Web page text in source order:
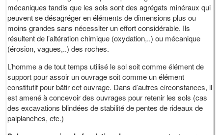
mécaniques tandis que les sols sont des agrégats minéraux qui
peuvent se désagréger en éléments de dimensions plus ou
moins grandes sans nécessiter un effort considérable. Ils
résultent de l’altération chimique (oxydation,..) ou mécanique
(érosion, vagues,..) des roches.
L’homme a de tout temps utilisé le sol soit comme élément de
support pour assoir un ouvrage soit comme un élément
constitutif pour bâtir cet ouvrage. Dans d’autres circonstances, il
est amené à concevoir des ouvrages pour retenir les sols (cas
des excavations blindées de stabilité de pentes de rideaux de
palplanches, etc.)